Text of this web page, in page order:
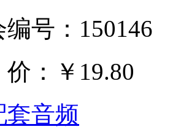
号：150146
：
￥19.80
套音频